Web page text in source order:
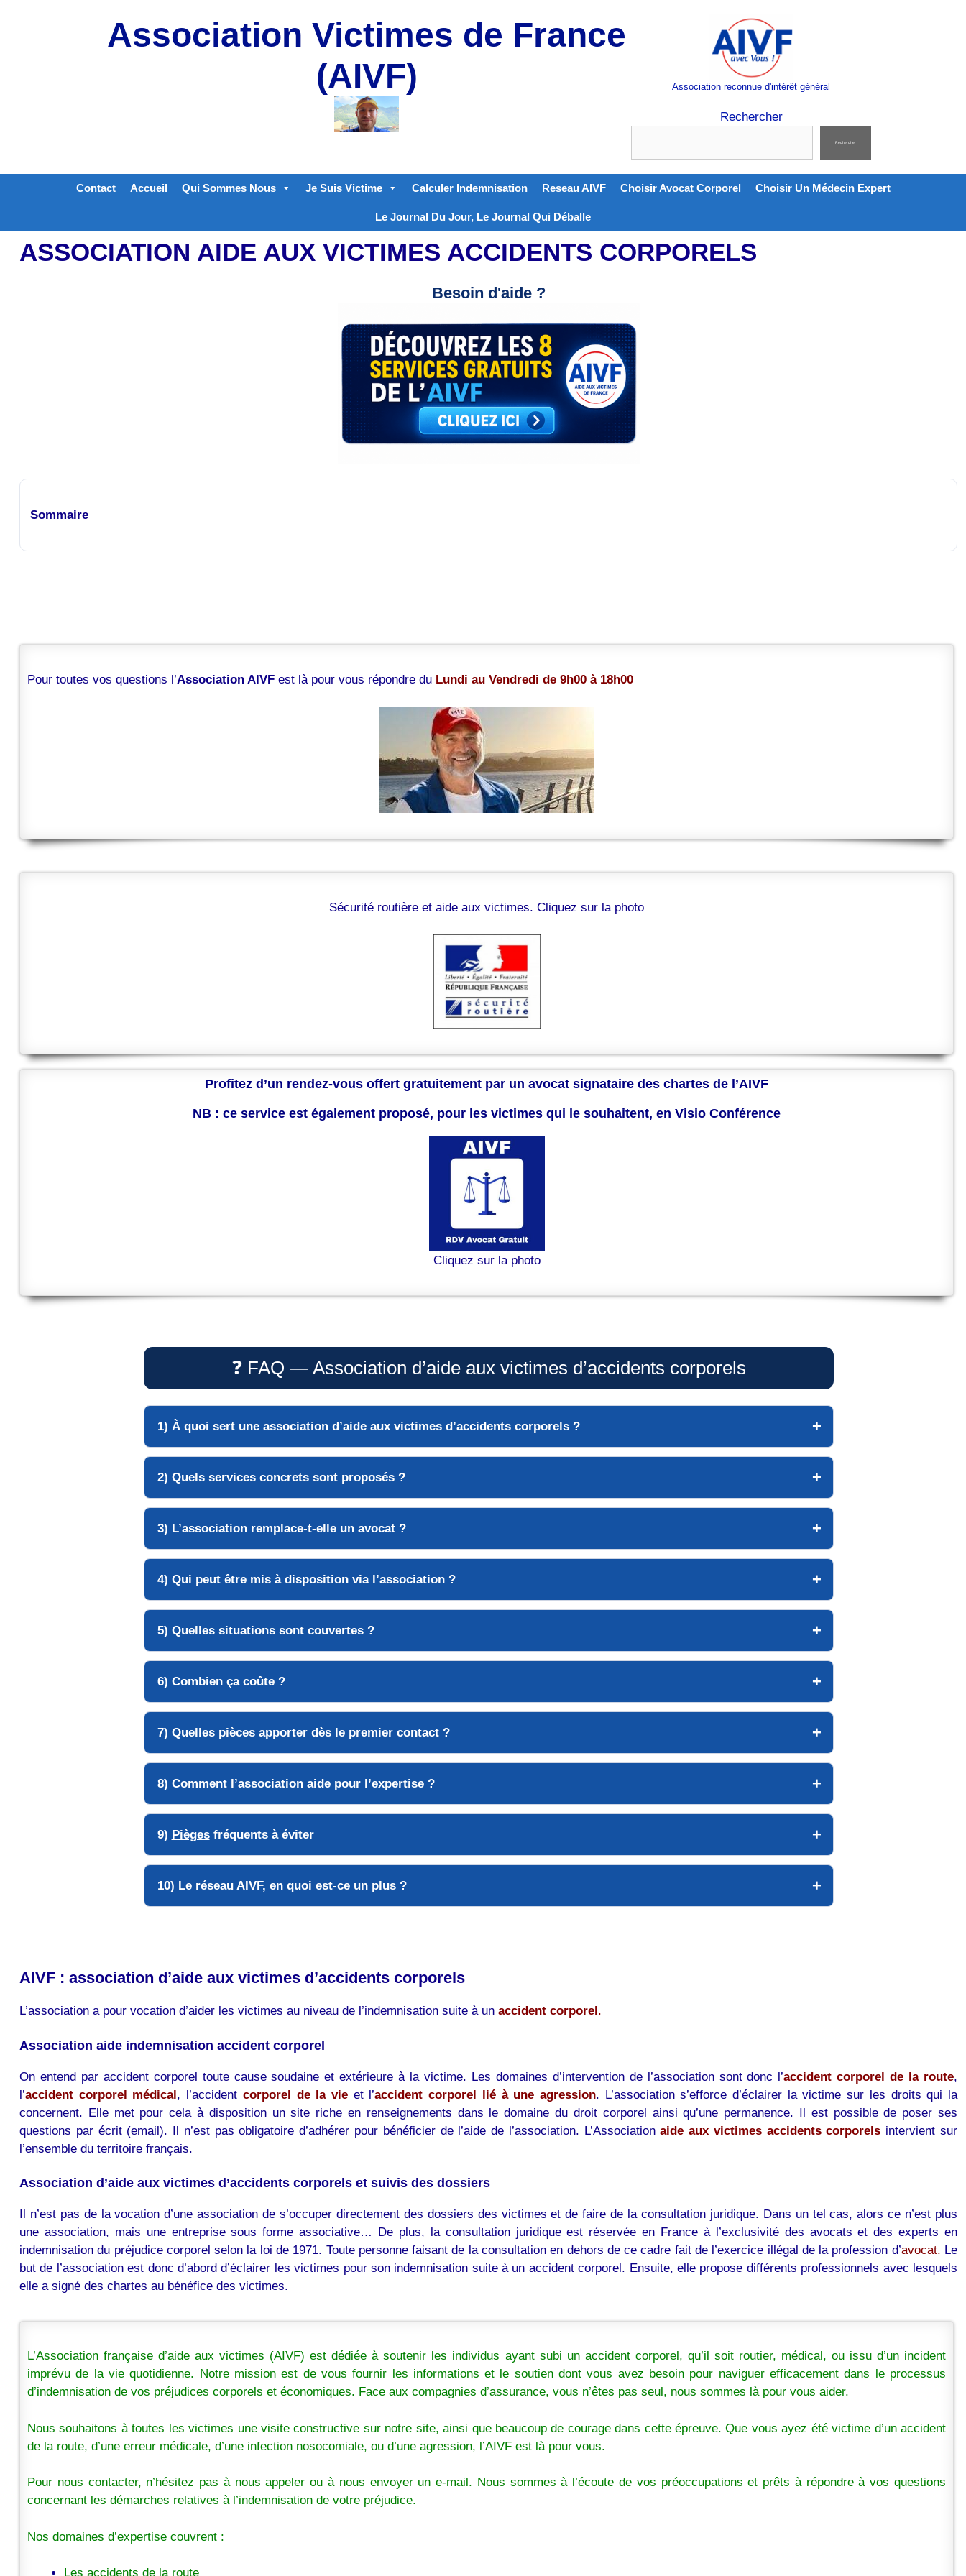
Association reconnue d'intérêt général
Rechercher
Rechercher
Association Victimes de France
(AIVF)
Contact Accueil Qui Sommes Nous Je Suis Victime Calculer Indemnisation Reseau AIVF Choisir Avocat Corporel Choisir Un Médecin Expert
Le Journal Du Jour, Le Journal Qui Déballe
ASSOCIATION AIDE AUX VICTIMES ACCIDENTS CORPORELS
Besoin d'aide ?
Sommaire
Pour toutes vos questions l’Association AIVF est là pour vous répondre du Lundi au Vendredi de 9h00 à 18h00
Sécurité routière et aide aux victimes. Cliquez sur la photo
Profitez d’un rendez-vous offert gratuitement par un avocat signataire des chartes de l’AIVF
NB : ce service est également proposé, pour les victimes qui le souhaitent, en Visio Conférence
Cliquez sur la photo
❓ FAQ — Association d’aide aux victimes d’accidents corporels
1) À quoi sert une association d’aide aux victimesd’accidents corporels ?
2) Quels servicesconcrets sont proposés ?
3) L’association remplace-t-elle un avocat?
4) Qui peut être mis à disposition via l’association ?
5) Quelles situationssont couvertes ?
6) Combien ça coûte?
7) Quelles piècesapporter dès le premier contact ?
8) Comment l’association aide pour l’expertise?
9) Piègesfréquents à éviter
10) Le réseau AIVF, en quoi est-ce un plus ?
AIVF : association d’aide aux victimes d’accidents corporels
L’association a pour vocation d’aider les victimes au niveau de l’indemnisation suite à un accident corporel .
Association aide indemnisation accident corporel
On entend par accident corporel toute cause soudaine et extérieure à la victime. Les domaines d’intervention de l’association sont donc l’accident corporel de la route,
l’accident corporel médical, l’accident corporel de la vieet l’accident corporel lié à une agression. L’association s’efforce d’éclairer la victime sur les droits qui la
concernent. Elle met pour cela à disposition un site riche en renseignements dans le domaine du droit corporel ainsi qu’une permanence. Il est possible de poser ses
questions par écrit (email). Il n’est pas obligatoire d’adhérer pour bénéficier de l’aide de l’association. L’Association aide aux victimes accidents corporels intervient sur
l’ensemble du territoire français.
Association d’aide aux victimes d’accidents corporels et suivis des dossiers
Il n’est pas de la vocation d’une association de s’occuper directement des dossiers des victimes et de faire de la consultation juridique. Dans un tel cas, alors ce n’est plus
une association, mais une entreprise sous forme associative… De plus, la consultation juridique est réservée en France à l’exclusivité des avocats et des experts en
indemnisation du préjudice corporel selon la loi de 1971. Toute personne faisant de la consultation en dehors de ce cadre fait de l’exercice illégal de la profession d’avocat. Le
but de l’association est donc d’abord d’éclairer les victimes pour son indemnisation suite à un accident corporel. Ensuite, elle propose différents professionnels avec lesquels
elle a signé des chartes au bénéfice des victimes.
L’Association française d’aide aux victimes (AIVF) est dédiée à soutenir les individus ayant subi un accident corporel, qu’il soit routier, médical, ou issu d’un incident
imprévu de la vie quotidienne. Notre mission est de vous fournir les informations et le soutien dont vous avez besoin pour naviguer efficacement dans le processus
d’indemnisation de vos préjudices corporels et économiques. Face aux compagnies d’assurance, vous n’êtes pas seul, nous sommes là pour vous aider.
Nous souhaitons à toutes les victimes une visite constructive sur notre site, ainsi que beaucoup de courage dans cette épreuve. Que vous ayez été victime d’un accident
de la route, d’une erreur médicale, d’une infection nosocomiale, ou d’une agression, l’AIVF est là pour vous.
Pour nous contacter, n’hésitez pas à nous appeler ou à nous envoyer un e-mail. Nous sommes à l’écoute de vos préoccupations et prêts à répondre à vos questions
concernant les démarches relatives à l’indemnisation de votre préjudice.
Nos domaines d’expertise couvrent :
Les accidents de la route